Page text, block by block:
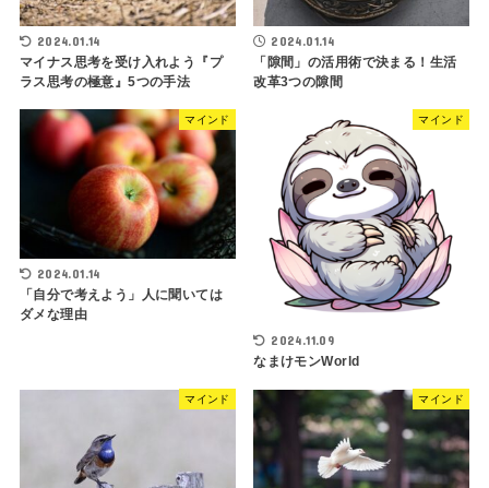
2024.01.14
マイナス思考を受け入れよう『プ
ラス思考の極意』5つの手法
2024.01.14
「隙間」の活用術で決まる！生活
改革3つの隙間
マインド
2024.01.14
「自分で考えよう」人に聞いては
ダメな理由
マインド
2024.11.09
なまけモンWorld
マインド マインド